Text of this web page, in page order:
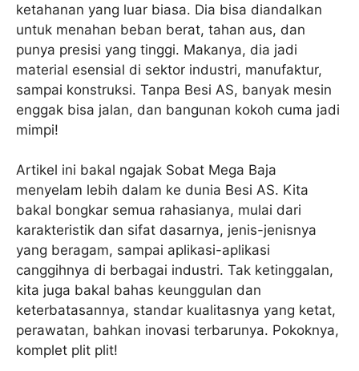
ketahanan yang luar biasa. Dia bisa diandalkan
untuk menahan beban berat, tahan aus, dan
punya presisi yang tinggi. Makanya, dia jadi
material esensial di sektor industri, manufaktur,
sampai konstruksi. Tanpa Besi AS, banyak mesin
enggak bisa jalan, dan bangunan kokoh cuma jadi
mimpi!
Artikel ini bakal ngajak Sobat Mega Baja
menyelam lebih dalam ke dunia Besi AS. Kita
bakal bongkar semua rahasianya, mulai dari
karakteristik dan sifat dasarnya, jenis-jenisnya
yang beragam, sampai aplikasi-aplikasi
canggihnya di berbagai industri. Tak ketinggalan,
kita juga bakal bahas keunggulan dan
keterbatasannya, standar kualitasnya yang ketat,
perawatan, bahkan inovasi terbarunya. Pokoknya,
komplet plit plit!